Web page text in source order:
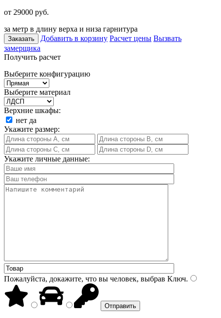
от 29000 руб.
за метр в длину верха и низа гарнитура
Заказать Добавить в корзину Расчет цены Вызвать
замерщика
Получить расчет
Выберите конфигурацию
Выберите материал
Верхние шкафы:
нет да
Укажите размер:
Укажите личные данные:
Пожалуйста, докажите, что вы человек, выбрав Ключ.